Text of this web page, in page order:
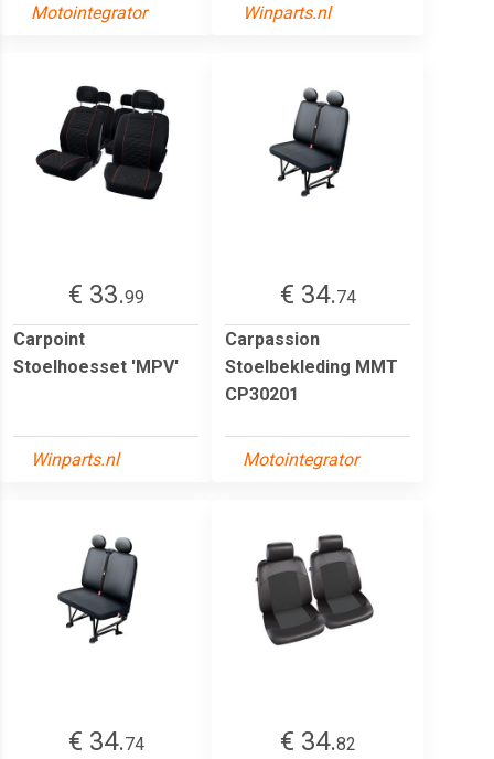
Motointegrator Winparts.nl
€ 33.99
Carpoint
Stoelhoesset 'MPV'
Winparts.nl
€ 34.74
Carpassion
Stoelbekleding MMT
CP30201
Motointegrator
€ 34.74
€ 34.82